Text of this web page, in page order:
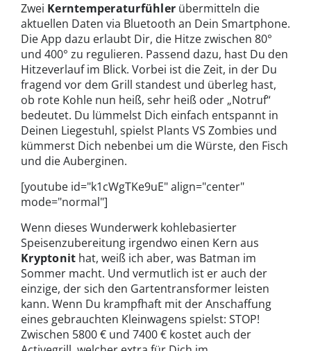
Zwei Kerntemperaturfühler übermitteln die
aktuellen Daten via Bluetooth an Dein Smartphone.
Die App dazu erlaubt Dir, die Hitze zwischen 80°
und 400° zu regulieren. Passend dazu, hast Du den
Hitzeverlauf im Blick. Vorbei ist die Zeit, in der Du
fragend vor dem Grill standest und überleg hast,
ob rote Kohle nun heiß, sehr heiß oder „Notruf“
bedeutet. Du lümmelst Dich einfach entspannt in
Deinen Liegestuhl, spielst Plants VS Zombies und
kümmerst Dich nebenbei um die Würste, den Fisch
und die Auberginen.
[youtube id="k1cWgTKe9uE" align="center"
mode="normal"]
Wenn dieses Wunderwerk kohlebasierter
Speisenzubereitung irgendwo einen Kern aus
Kryptonit hat, weiß ich aber, was Batman im
Sommer macht. Und vermutlich ist er auch der
einzige, der sich den Gartentransformer leisten
kann. Wenn Du krampfhaft mit der Anschaffung
eines gebrauchten Kleinwagens spielst: STOP!
Zwischen 5800 € und 7400 € kostet auch der